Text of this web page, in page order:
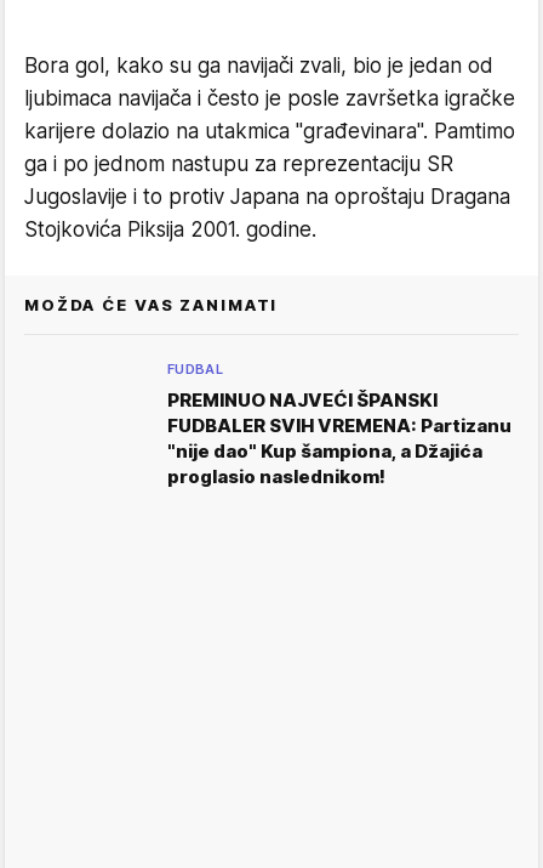
Bora gol, kako su ga navijači zvali, bio je jedan od
ljubimaca navijača i često je posle završetka igračke
karijere dolazio na utakmica "građevinara". Pamtimo
ga i po jednom nastupu za reprezentaciju SR
Jugoslavije i to protiv Japana na oproštaju Dragana
Stojkovića Piksija 2001. godine.
MOŽDA ĆE VAS ZANIMATI
FUDBAL
PREMINUO NAJVEĆI ŠPANSKI
FUDBALER SVIH VREMENA: Partizanu
"nije dao" Kup šampiona, a Džajića
proglasio naslednikom!